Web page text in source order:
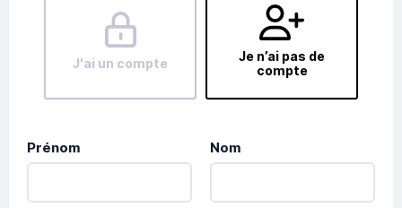
J'ai un compte
Je n’ai pas de
compte
Prénom Nom